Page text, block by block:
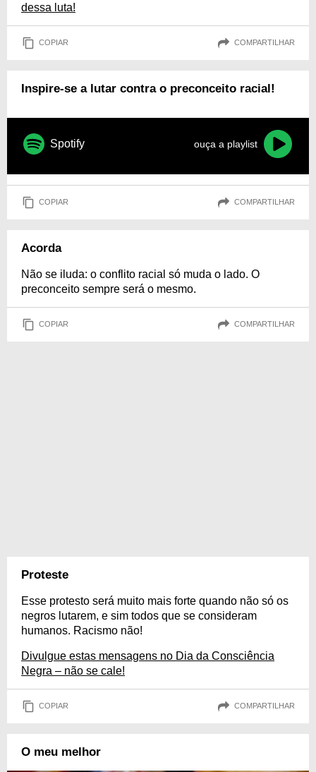
dessa luta!
COPIAR COMPARTILHAR
Inspire-se a lutar contra o preconceito racial!
Spotify ouça a playlist
COPIAR COMPARTILHAR
Acorda
Não se iluda: o conflito racial só muda o lado. O
preconceito sempre será o mesmo.
COPIAR COMPARTILHAR
Proteste
Esse protesto será muito mais forte quando não só os
negros lutarem, e sim todos que se consideram
humanos. Racismo não!
Divulgue estas mensagens no Dia da Consciência
Negra – não se cale!
COPIAR COMPARTILHAR
O meu melhor